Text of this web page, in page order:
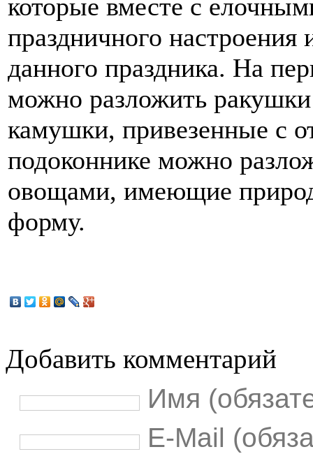
которые вместе с
праздничного настроения
данного праздника. На
можно разложить
камушки, привезенные с
подоконнике можно
овощами, имеющие
форму.
Добавить комментарий
Имя
E-Mail